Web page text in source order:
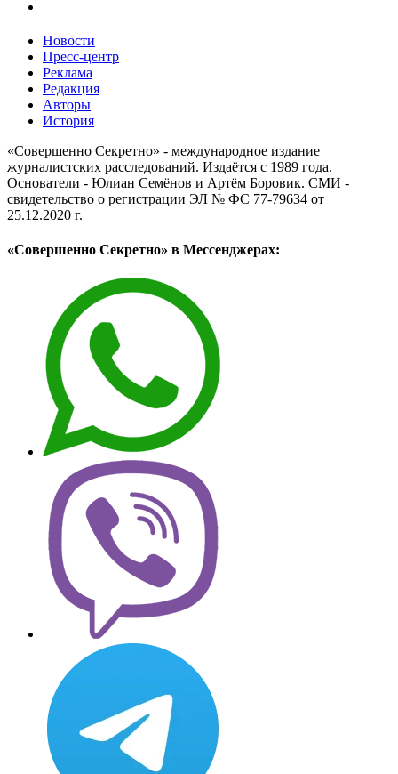
Новости
Пресс-центр
Реклама
Редакция
Авторы
История
«Совершенно Секретно» - международное издание
журналистских расследований. Издаётся с 1989 года.
Основатели - Юлиан Семёнов и Артём Боровик. CМИ -
свидетельство о регистрации ЭЛ № ФС 77-79634 от
25.12.2020 г.
«Совершенно Секретно» в Мессенджерах: